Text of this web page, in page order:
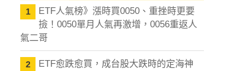
1
ETF人氣榜》漲時買0050、重挫時更要
撿！0050單月人氣再激增，0056重返人
氣二哥
2
ETF愈跌愈買，成台股大跌時的定海神